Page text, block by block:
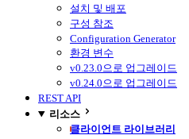
설치 및 배포
구성 참조
Configuration Generator
환경 변수
v0.23.0으로 업그레이드
v0.24.0으로 업그레이드
REST API
리소스
클라이언트 라이브러리